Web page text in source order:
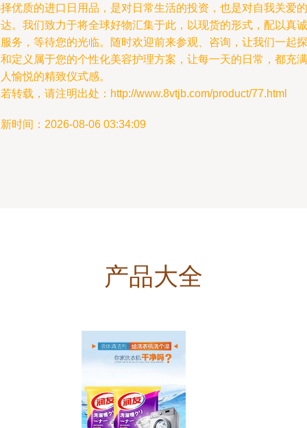
优质的进口日用品，是对日常生活的投资，也是对自我关爱的
。我们致力于将全球好物汇集于此，以现货的形式，配以真诚
务，等待您的光临。随时欢迎前来参观、咨询，让我们一起探
定义属于您的个性化美容护理方案，让每一天的日常，都充满
愉悦的精致仪式感。
转载，请注明出处：http://www.8vtjb.com/product/77.html
时间：2026-08-06 03:34:09
产品大全